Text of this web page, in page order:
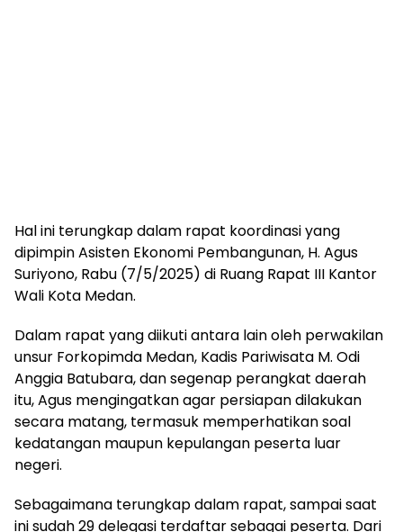
Hal ini terungkap dalam rapat koordinasi yang
dipimpin Asisten Ekonomi Pembangunan, H. Agus
Suriyono, Rabu (7/5/2025) di Ruang Rapat III Kantor
Wali Kota Medan.
Dalam rapat yang diikuti antara lain oleh perwakilan
unsur Forkopimda Medan, Kadis Pariwisata M. Odi
Anggia Batubara, dan segenap perangkat daerah
itu, Agus mengingatkan agar persiapan dilakukan
secara matang, termasuk memperhatikan soal
kedatangan maupun kepulangan peserta luar
negeri.
Sebagaimana terungkap dalam rapat, sampai saat
ini sudah 29 delegasi terdaftar sebagai peserta. Dari